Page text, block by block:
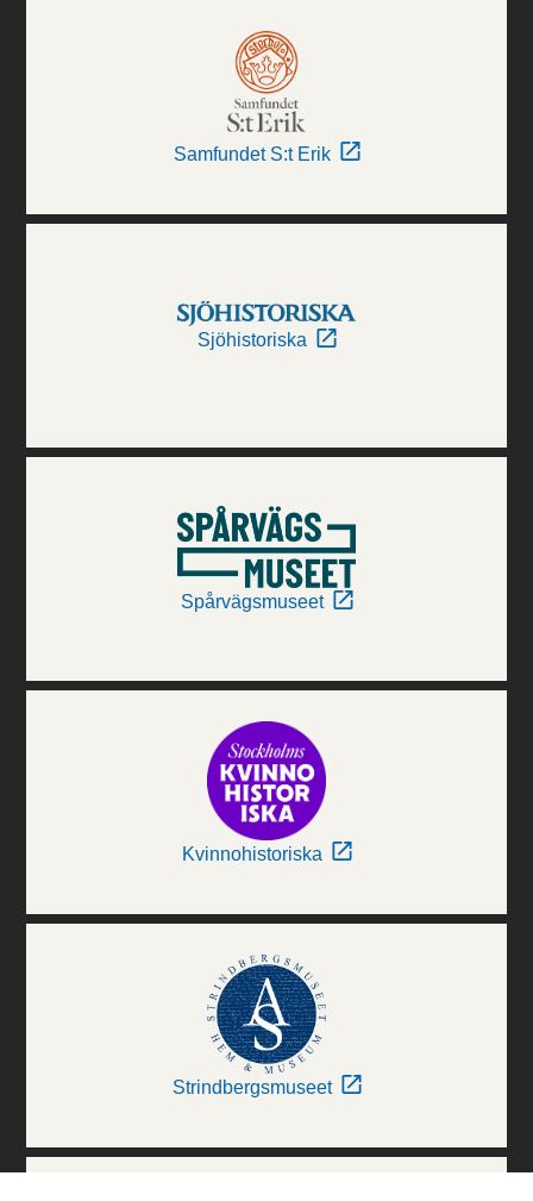
Samfundet S:t Erik
Sjöhistoriska
Spårvägsmuseet
Kvinnohistoriska
Strindbergsmuseet